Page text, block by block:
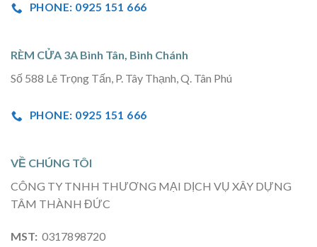
PHONE: 0925 151 666
RÈM CỬA 3A Bình Tân, Bình Chánh
Số 588 Lê Trọng Tấn, P. Tây Thạnh, Q. Tân Phú
PHONE: 0925 151 666
VỀ CHÚNG TÔI
CÔNG TY TNHH THƯƠNG MẠI DỊCH VỤ XÂY DỰNG
TÂM THÀNH ĐỨC
MST: 0317898720